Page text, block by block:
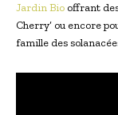
Jardin Bio offrant
Cherry’ ou encore
famille des